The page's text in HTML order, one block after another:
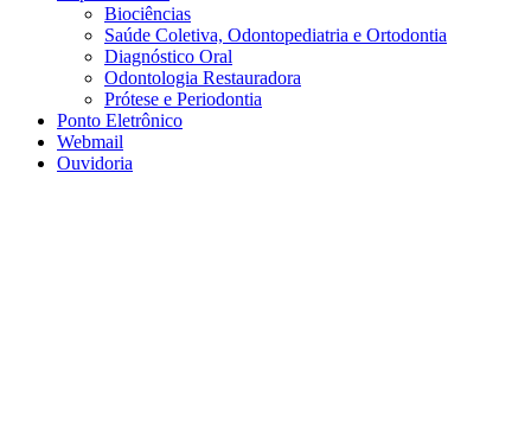
Biociências
Saúde Coletiva, Odontopediatria e Ortodontia
Diagnóstico Oral
Odontologia Restauradora
Prótese e Periodontia
Ponto Eletrônico
Webmail
Ouvidoria